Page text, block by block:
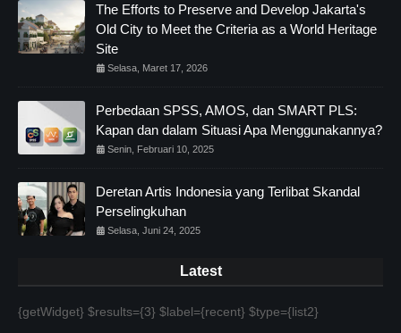
The Efforts to Preserve and Develop Jakarta's
Old City to Meet the Criteria as a World Heritage
Site
Selasa, Maret 17, 2026
Perbedaan SPSS, AMOS, dan SMART PLS:
Kapan dan dalam Situasi Apa Menggunakannya?
Senin, Februari 10, 2025
Deretan Artis Indonesia yang Terlibat Skandal
Perselingkuhan
Selasa, Juni 24, 2025
Latest
{getWidget} $results={3} $label={recent} $type={list2}